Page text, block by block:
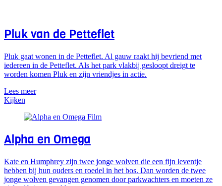
Pluk van de Petteflet
Pluk gaat wonen in de Petteflet. Al gauw raakt hij bevriend met
iedereen in de Petteflet. Als het park vlakbij gesloopt dreigt te
worden komen Pluk en zijn vriendjes in actie.
Lees meer
Kijken
Alpha en Omega
Kate en Humphrey zijn twee jonge wolven die een fijn leventje
hebben bij hun ouders en roedel in het bos. Dan worden de twee
jonge wolven gevangen genomen door parkwachters en moeten ze